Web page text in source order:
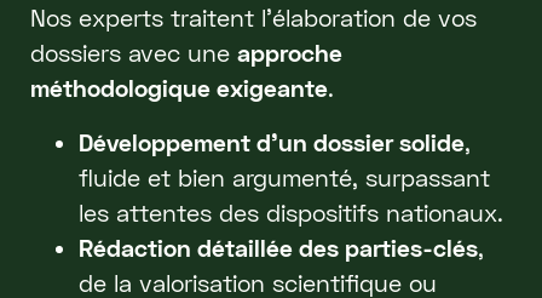
Nos experts traitent l’élaboration de vos
dossiers avec une approche
méthodologique exigeante.
Développement d’un dossier solide,
fluide et bien argumenté, surpassant
les attentes des dispositifs nationaux.
Rédaction détaillée des parties-clés,
de la valorisation scientifique ou